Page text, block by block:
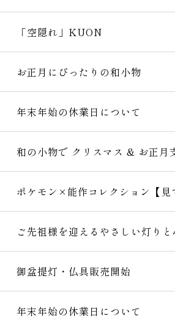
「空隠れ」KUON
お正月にぴったりの和小物
年末年始の休業日について
和の小物で クリスマス & お正月
ポケモン×能作コレクション【見
ご先祖様を迎えるやさしい灯り
御盆提灯・仏具販売開始
年末年始の休業日について